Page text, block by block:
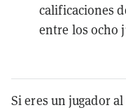
calificaciones
entre los ocho
Si eres un jugador